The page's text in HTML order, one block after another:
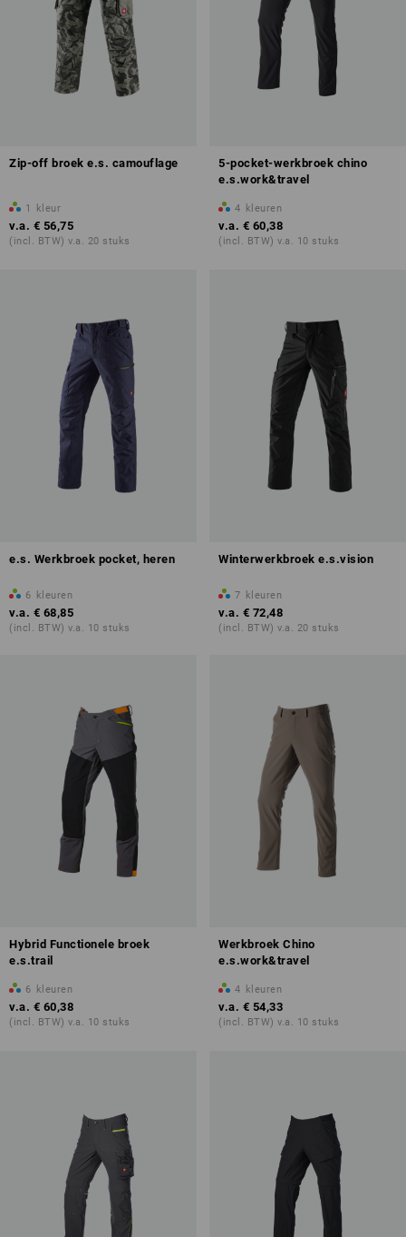
Zip-off broek e.s. camouflage
1 kleur
v.a. € 56,75
(incl. BTW) v.a. 20 stuks
5-pocket-werkbroek chino
e.s.work&travel
4 kleuren
v.a. € 60,38
(incl. BTW) v.a. 10 stuks
e.s. Werkbroek pocket, heren
6 kleuren
v.a. € 68,85
(incl. BTW) v.a. 10 stuks
Winterwerkbroek e.s.vision
7 kleuren
v.a. € 72,48
(incl. BTW) v.a. 20 stuks
Hybrid Functionele broek
e.s.trail
6 kleuren
v.a. € 60,38
(incl. BTW) v.a. 10 stuks
Werkbroek Chino
e.s.work&travel
4 kleuren
v.a. € 54,33
(incl. BTW) v.a. 10 stuks